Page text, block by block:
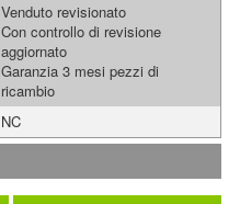
Venduto revisionato
Con controllo di revisione
aggiornato
Garanzia 3 mesi pezzi di
ricambio
NC